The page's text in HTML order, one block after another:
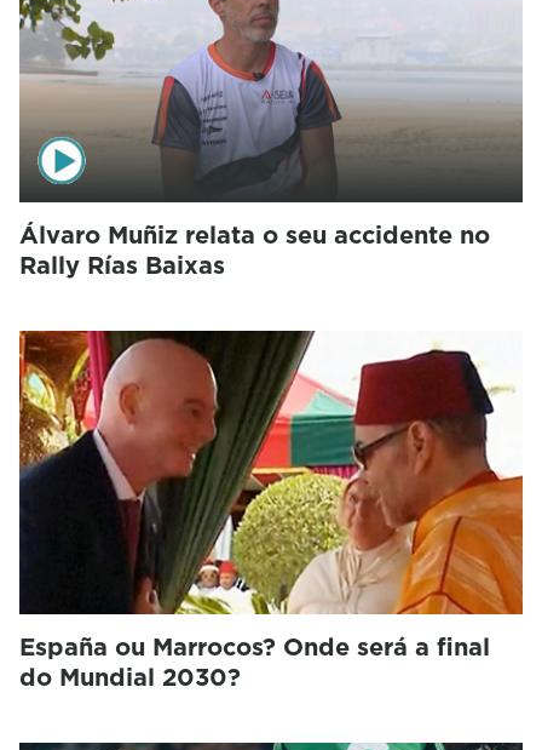
Álvaro Muñiz relata o seu accidente no
Rally Rías Baixas
España ou Marrocos? Onde será a final
do Mundial 2030?